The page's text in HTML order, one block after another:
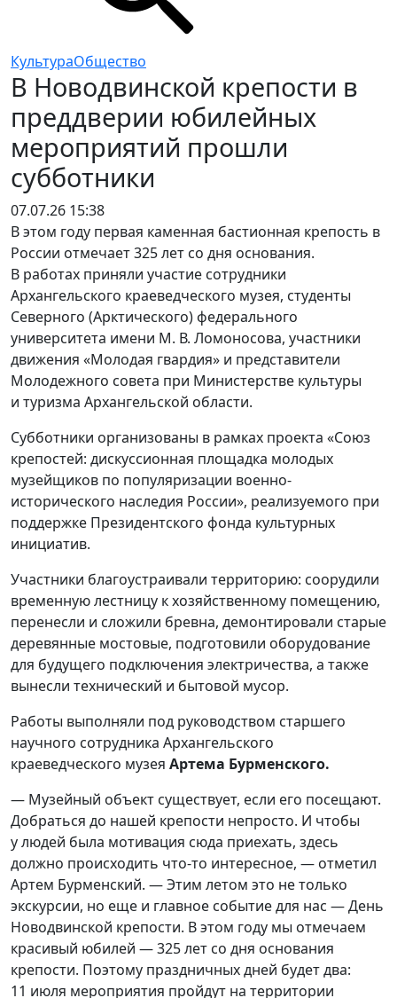
КультураОбщество
В Новодвинской крепости в
преддверии юбилейных
мероприятий прошли
субботники
07.07.26 15:38
В этом году первая каменная бастионная крепость в
России отмечает 325 лет со дня основания.
В работах приняли участие сотрудники
Архангельского краеведческого музея, студенты
Северного (Арктического) федерального
университета имени М. В. Ломоносова, участники
движения «Молодая гвардия» и представители
Молодежного совета при Министерстве культуры
и туризма Архангельской области.
Субботники организованы в рамках проекта «Союз
крепостей: дискуссионная площадка молодых
музейщиков по популяризации военно-
исторического наследия России», реализуемого при
поддержке Президентского фонда культурных
инициатив.
Участники благоустраивали территорию: соорудили
временную лестницу к хозяйственному помещению,
перенесли и сложили бревна, демонтировали старые
деревянные мостовые, подготовили оборудование
для будущего подключения электричества, а также
вынесли технический и бытовой мусор.
Работы выполняли под руководством старшего
научного сотрудника Архангельского
краеведческого музея Артема Бурменского.
— Музейный объект существует, если его посещают.
Добраться до нашей крепости непросто. И чтобы
у людей была мотивация сюда приехать, здесь
должно происходить что-то интересное, — отметил
Артем Бурменский. — Этим летом это не только
экскурсии, но еще и главное событие для нас — День
Новодвинской крепости. В этом году мы отмечаем
красивый юбилей — 325 лет со дня основания
крепости. Поэтому праздничных дней будет два:
11 июля мероприятия пройдут на территории